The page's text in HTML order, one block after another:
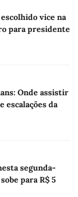
vice na
para presidente
Onde assistir
escalações da
segunda-
para R$ 5